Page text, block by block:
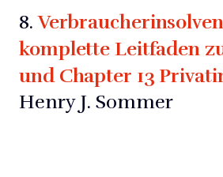
8.
komplette Leitfaden
und Chapter 13
Henry J. Sommer